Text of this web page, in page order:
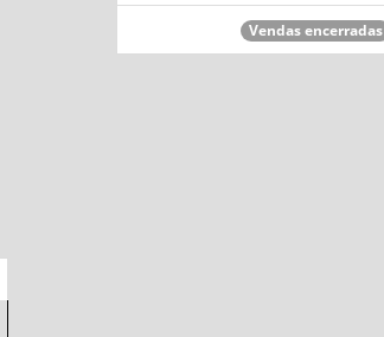
Vendas encerradas